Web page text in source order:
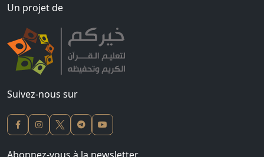
Un projet de
Suivez-nous sur